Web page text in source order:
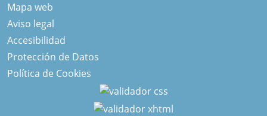
Mapa web
Aviso legal
Accesibilidad
Protección de Datos
Política de Cookies